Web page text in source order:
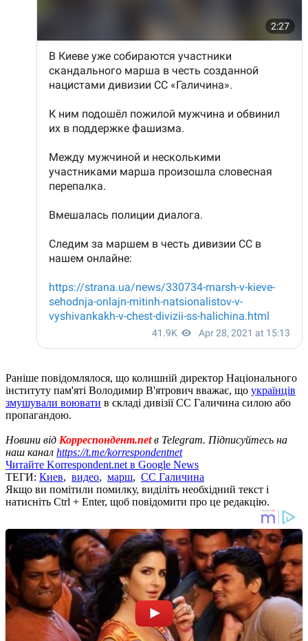
Раніше повідомлялося, що колишній директор Національного
інституту пам'яті Володимир В'ятрович вважає, що українців
змушували воювати в складі дивізії СС Галичина силою або
пропагандою.
Новини від Корреспондент.netв Telegram. Підписуйтесь на
наш канал https://t.me/korrespondentnet
Читайте Korrespondent.net в Google News
ТЕГИ: Киев, видео, марш, СС Галичина
Якщо ви помітили помилку, виділіть необхідний текст і
натисніть Ctrl + Enter, щоб повідомити про це редакцію.